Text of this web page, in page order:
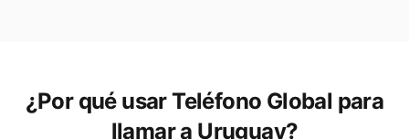
¿Por qué usar Teléfono Global para
llamar a Uruguay?